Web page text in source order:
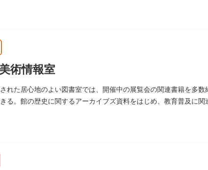
術情報室
れた居心地のよい図書室では、開催中の展覧会の関連書籍を多
る。館の歴史に関するアーカイブズ資料をはじめ、教育普及に関